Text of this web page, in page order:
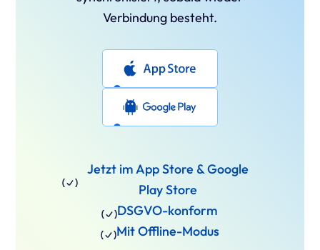
Verbindung besteht.
Jetzt im App Store & Google
Play Store
DSGVO-konform
Mit Offline-Modus